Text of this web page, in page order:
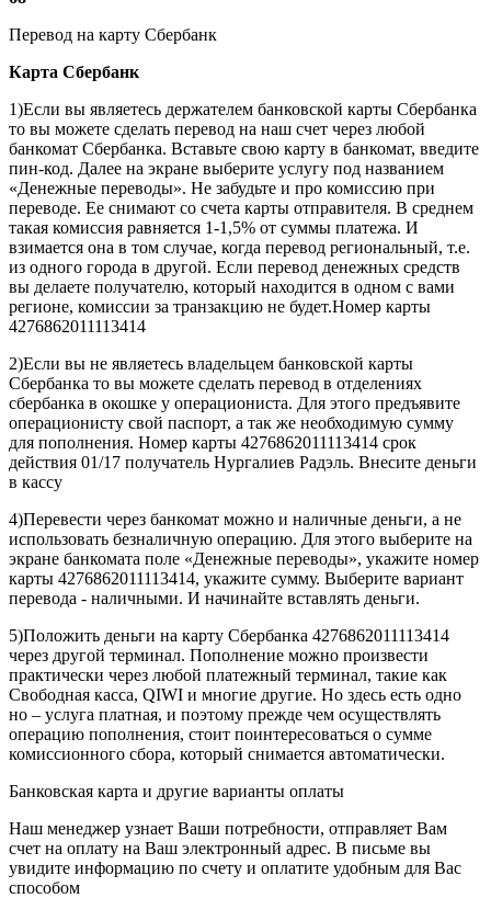
Перевод на карту Сбербанк
Карта Сбербанк
1)Если вы являетесь держателем банковской карты Сбербанка
то вы можете сделать перевод на наш счет через любой
банкомат Сбербанка. Вставьте свою карту в банкомат, введите
пин-код. Далее на экране выберите услугу под названием
«Денежные переводы». Не забудьте и про комиссию при
переводе. Ее снимают со счета карты отправителя. В среднем
такая комиссия равняется 1-1,5% от суммы платежа. И
взимается она в том случае, когда перевод региональный, т.е.
из одного города в другой. Если перевод денежных средств
вы делаете получателю, который находится в одном с вами
регионе, комиссии за транзакцию не будет.Номер карты
4276862011113414
2)Если вы не являетесь владельцем банковской карты
Сбербанка то вы можете сделать перевод в отделениях
сбербанка в окошке у операциониста. Для этого предъявите
операционисту свой паспорт, а так же необходимую сумму
для пополнения. Номер карты 4276862011113414 срок
действия 01/17 получатель Нургалиев Радэль. Внесите деньги
в кассу
4)Перевести через банкомат можно и наличные деньги, а не
использовать безналичную операцию. Для этого выберите на
экране банкомата поле «Денежные переводы», укажите номер
карты 4276862011113414, укажите сумму. Выберите вариант
перевода - наличными. И начинайте вставлять деньги.
5)Положить деньги на карту Сбербанка 4276862011113414
через другой терминал. Пополнение можно произвести
практически через любой платежный терминал, такие как
Свободная касса, QIWI и многие другие. Но здесь есть одно
но – услуга платная, и поэтому прежде чем осуществлять
операцию пополнения, стоит поинтересоваться о сумме
комиссионного сбора, который снимается автоматически.
Банковская карта и другие варианты оплаты
Наш менеджер узнает Ваши потребности, отправляет Вам
счет на оплату на Ваш электронный адрес. В письме вы
увидите информацию по счету и оплатите удобным для Вас
способом